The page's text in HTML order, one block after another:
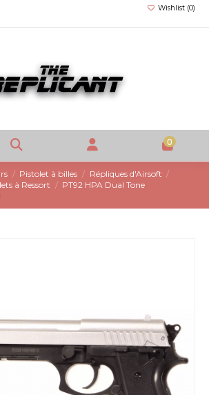
Wishlist (0)
0
Pistolet à billes
Répliques d'Airsoft
à Ressort
PT92 HPA Dual Tone